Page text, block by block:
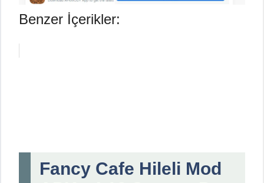
Benzer İçerikler:
Fancy Cafe Hileli Mod